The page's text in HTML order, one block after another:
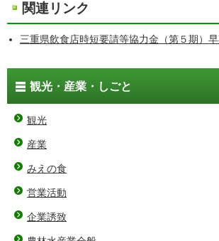
関連リンク
三重県飲食店時短要請等協力金（第５期）
観光・産業・しごと
観光
産業
みえの食
営業活動
企業誘致